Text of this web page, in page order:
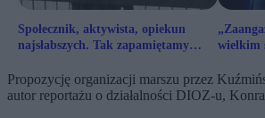
Społecznik, aktywista, opiekun
najsłabszych. Tak zapamiętamy
wielkim
Propozycję organizacji marszu przez
autor reportażu o działalności DIOZ-u,